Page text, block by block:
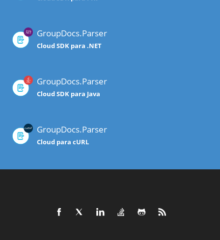
GroupDocs.Parser
Cloud SDK para .NET
GroupDocs.Parser
Cloud SDK para Java
GroupDocs.Parser
Cloud para cURL